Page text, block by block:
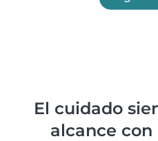
El cuidado
alcance